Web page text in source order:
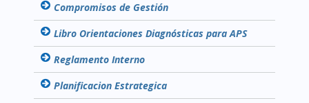
Compromisos de Gestión
Libro Orientaciones Diagnósticas para APS
Reglamento Interno
Planificacion Estrategica